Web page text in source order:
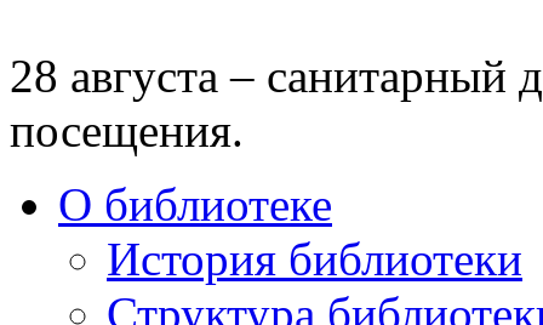
28 августа – санитарный
посещения.
О библиотеке
История библиотеки
Структура